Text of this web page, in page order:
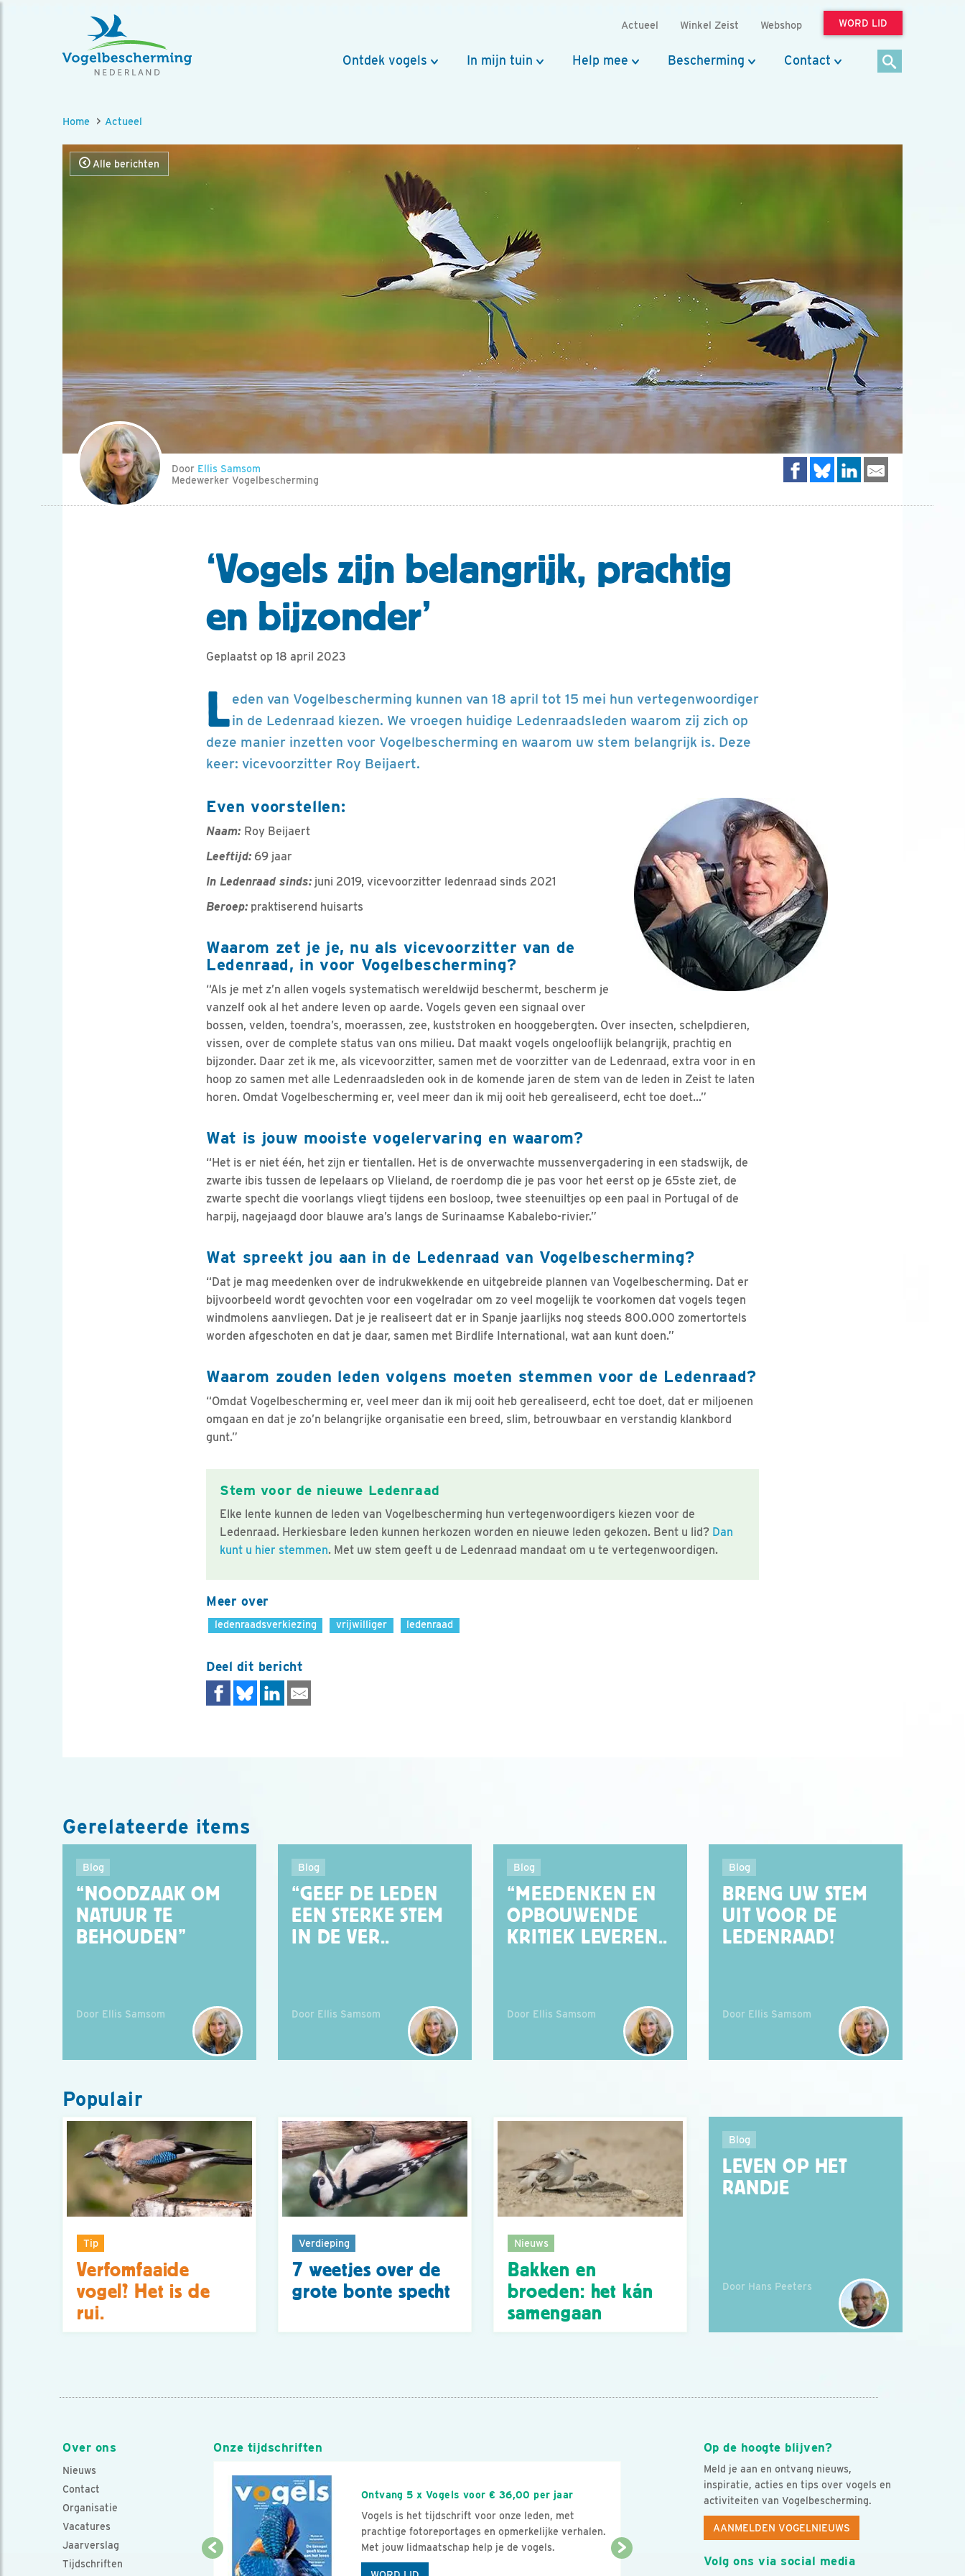
Actueel Winkel Zeist Webshop WORD LID
Ontdek vogels In mijn tuin Help mee Bescherming Contact
Home Actueel
Alle berichten
Door Ellis Samsom
Medewerker Vogelbescherming
‘Vogels zijn belangrijk, prachtig
en bijzonder’
Geplaatst op 18 april 2023
Leden van Vogelbescherming kunnen van 18 april tot 15 mei hun vertegenwoordiger
in de Ledenraad kiezen. We vroegen huidige Ledenraadsleden waarom zij zich op
deze manier inzetten voor Vogelbescherming en waarom uw stem belangrijk is. Deze
keer: vicevoorzitter Roy Beijaert.
Even voorstellen:
Naam: Roy Beijaert
Leeftijd: 69 jaar
In Ledenraad sinds: juni 2019, vicevoorzitter ledenraad sinds 2021
Beroep: praktiserend huisarts
Waarom zet je je, nu als vicevoorzitter van de
Ledenraad, in voor Vogelbescherming?
“Als je met z’n allen vogels systematisch wereldwijd beschermt, bescherm je
vanzelf ook al het andere leven op aarde. Vogels geven een signaal over
bossen, velden, toendra’s, moerassen, zee, kuststroken en hooggebergten. Over insecten, schelpdieren,
vissen, over de complete status van ons milieu. Dat maakt vogels ongelooflijk belangrijk, prachtig en
bijzonder. Daar zet ik me, als vicevoorzitter, samen met de voorzitter van de Ledenraad, extra voor in en
hoop zo samen met alle Ledenraadsleden ook in de komende jaren de stem van de leden in Zeist te laten
horen. Omdat Vogelbescherming er, veel meer dan ik mij ooit heb gerealiseerd, echt toe doet...”
Wat is jouw mooiste vogelervaring en waarom?
“Het is er niet één, het zijn er tientallen. Het is de onverwachte mussenvergadering in een stadswijk, de
zwarte ibis tussen de lepelaars op Vlieland, de roerdomp die je pas voor het eerst op je 65ste ziet, de
zwarte specht die voorlangs vliegt tijdens een bosloop, twee steenuiltjes op een paal in Portugal of de
harpij, nagejaagd door blauwe ara’s langs de Surinaamse Kabalebo-rivier.”
Wat spreekt jou aan in de Ledenraad van Vogelbescherming?
“Dat je mag meedenken over de indrukwekkende en uitgebreide plannen van Vogelbescherming. Dat er
bijvoorbeeld wordt gevochten voor een vogelradar om zo veel mogelijk te voorkomen dat vogels tegen
windmolens aanvliegen. Dat je je realiseert dat er in Spanje jaarlijks nog steeds 800.000 zomertortels
worden afgeschoten en dat je daar, samen met Birdlife International, wat aan kunt doen.”
Waarom zouden leden volgens moeten stemmen voor de Ledenraad?
“Omdat Vogelbescherming er, veel meer dan ik mij ooit heb gerealiseerd, echt toe doet, dat er miljoenen
omgaan en dat je zo’n belangrijke organisatie een breed, slim, betrouwbaar en verstandig klankbord
gunt.”
Stem voor de nieuwe Ledenraad
Elke lente kunnen de leden van Vogelbescherming hun vertegenwoordigers kiezen voor de
Ledenraad. Herkiesbare leden kunnen herkozen worden en nieuwe leden gekozen. Bent u lid? Dan
kunt u hier stemmen. Met uw stem geeft u de Ledenraad mandaat om u te vertegenwoordigen.
Meer over
ledenraadsverkiezing vrijwilliger ledenraad
Deel dit bericht
Gerelateerde items
Blog
“NOODZAAK OM
NATUUR TE
BEHOUDEN”
Door Ellis Samsom
Blog
“GEEF DE LEDEN
EEN STERKE STEM
IN DE VER..
Door Ellis Samsom
Blog
“MEEDENKEN EN
OPBOUWENDE
KRITIEK LEVEREN..
Door Ellis Samsom
Blog
BRENG UW STEM
UIT VOOR DE
LEDENRAAD!
Door Ellis Samsom
Populair
Tip
Verfomfaaide
vogel? Het is de
rui.
Verdieping
7 weetjes over de
grote bonte specht
Nieuws
Bakken en
broeden: het kán
samengaan
Blog
LEVEN OP HET
RANDJE
Door Hans Peeters
Over ons
Nieuws
Contact
Organisatie
Vacatures
Jaarverslag
Tijdschriften
Op de hoogte blijven?
Meld je aan en ontvang nieuws,
inspiratie, acties en tips over vogels en
activiteiten van Vogelbescherming.
AANMELDEN VOGELNIEUWS
Volg ons via social media
Onze tijdschriften
Ontvang 5 x Vogels voor € 36,00 per jaar
Vogels is het tijdschrift voor onze leden, met
prachtige fotoreportages en opmerkelijke verhalen.
Met jouw lidmaatschap help je de vogels.